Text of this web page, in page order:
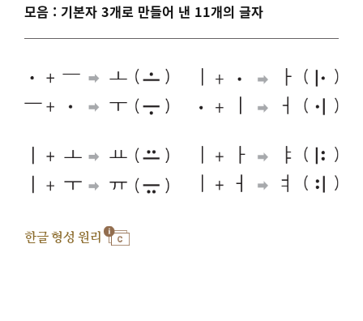
모음 : 기본자 3개로 만들어 낸 11개의 글자
한글 형성 원리